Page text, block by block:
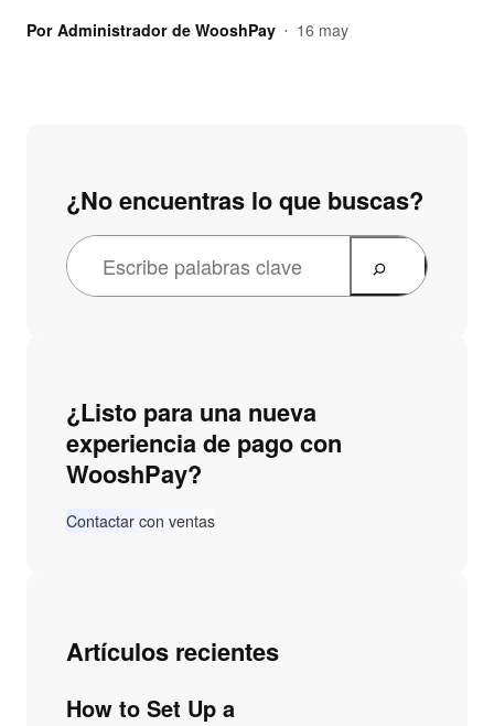
Por Administrador de WooshPay • 16 may
¿No encuentras lo que buscas?
¿Listo para una nueva
experiencia de pago con
WooshPay?
Contactar con ventas
Artículos recientes
How to Set Up a